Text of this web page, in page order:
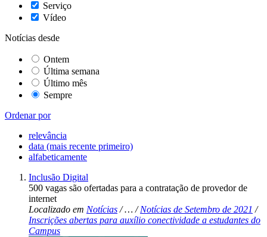
Serviço
Vídeo
Notícias desde
Ontem
Última semana
Último mês
Sempre
Ordenar por
relevância
data (mais recente primeiro)
alfabeticamente
Inclusão Digital
500 vagas são ofertadas para a contratação de provedor de
internet
Localizado em Notícias /…/Notícias de Setembro de 2021 /
Inscrições abertas para auxílio conectividade a estudantes do
Campus